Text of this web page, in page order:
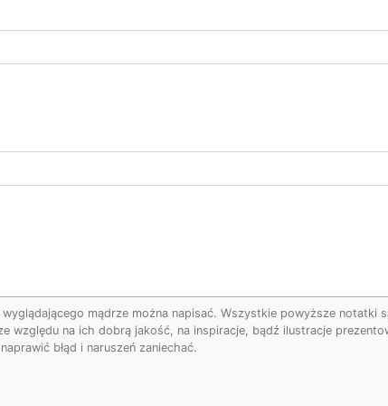
mądrze można napisać. Wszystkie powyższe notatki
względu na ich dobrą jakość, na inspiracje, bądź ilustracje
błąd i naruszeń zaniechać.